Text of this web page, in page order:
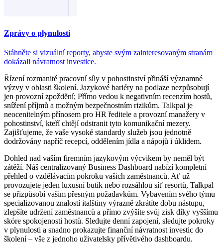
Zprávy o plynulosti
Stáhněte si vizuální reporty, abyste svým zainteresovaným stranám
dokázali návratnost investice.
Řízení rozmanité pracovní síly v pohostinství přináší významné
výzvy v oblasti školení. Jazykové bariéry na podlaze nezpůsobují
jen provozní zpoždění; Přímo vedou k negativním recenzím hostů,
snížení příjmů a možným bezpečnostním rizikům. Talkpal je
neocenitelným přínosem pro HR ředitele a provozní manažery v
pohostinství, kteří chtějí odstranit tyto komunikační mezery.
Zajišťujeme, že vaše vysoké standardy služeb jsou jednotně
dodržovány napříč recepcí, oddělením jídla a nápojů i úklidem.
Dohled nad vaším firemním jazykovým výcvikem by neměl být
zátěží. Náš centralizovaný Business Dashboard nabízí kompletní
přehled o vzdělávacím pokroku vašich zaměstnanců. Ať už
provozujete jeden luxusní butik nebo rozsáhlou síť resortů, Talkpal
se přizpůsobí vašim přesným požadavkům. Vybavením svého týmu
specializovanou znalostí italštiny výrazně zkrátíte dobu nástupu,
zlepšíte udržení zaměstnanců a přímo zvýšíte svůj zisk díky vyššímu
skóre spokojenosti hostů. Sledujte denní zapojení, sledujte pokroky
v plynulosti a snadno prokazujte finanční návratnost investic do
školení – vše z jednoho uživatelsky přívětivého dashboardu.